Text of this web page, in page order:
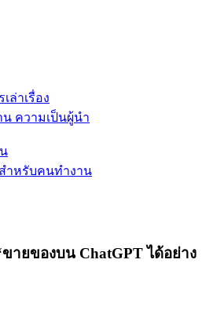
ล่าเรื่อง
น ความเป็นผู้นำ
ำหรับคนทำงาน
ายของบน ChatGPT ได้อย่าง